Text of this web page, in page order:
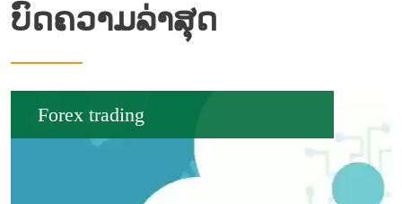
ບົດຄວາມລ່າສຸດ
Forex trading